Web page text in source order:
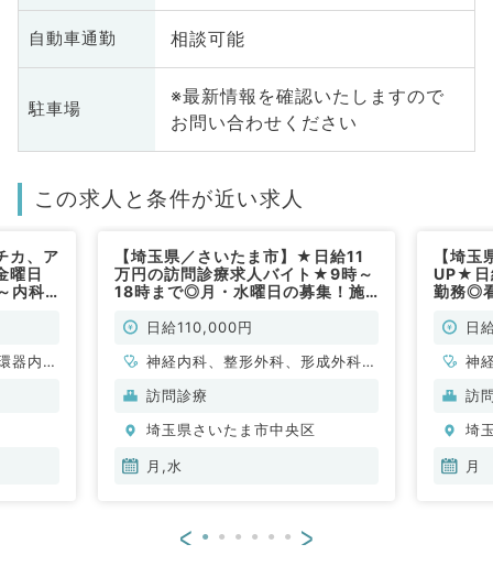
自動車通勤 相談可能
駐車場
※最新情報を確認いたしますので
お問い合わせください
この求人と条件が近い求人
カ、ア
曜日
内科
器内
【埼玉県／さいたま市】★日給11
万円の訪問診療求人バイト★9時～
18時まで◎月・水曜日の募集！施
り駅より徒歩圏内（一般内科／非常
日給110,000円
神経内科、整形外科、形成外科、
脳神経外科、呼吸器外科、心臓血
般内科、循環器内科、呼吸器内
科、消化器内科、内分泌・代謝内
器外科、乳腺外科、膠原病科
訪問診療
埼玉県さいたま市中央区
月,水
【埼
UP★日
勤務◎
日
神
脳
般
科
訪
埼
月
< >